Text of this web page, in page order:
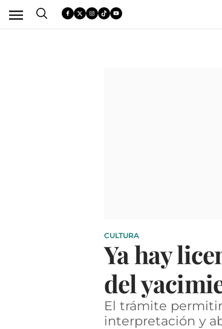
CULTURA
Ya hay
del
El trámite
interpretación y